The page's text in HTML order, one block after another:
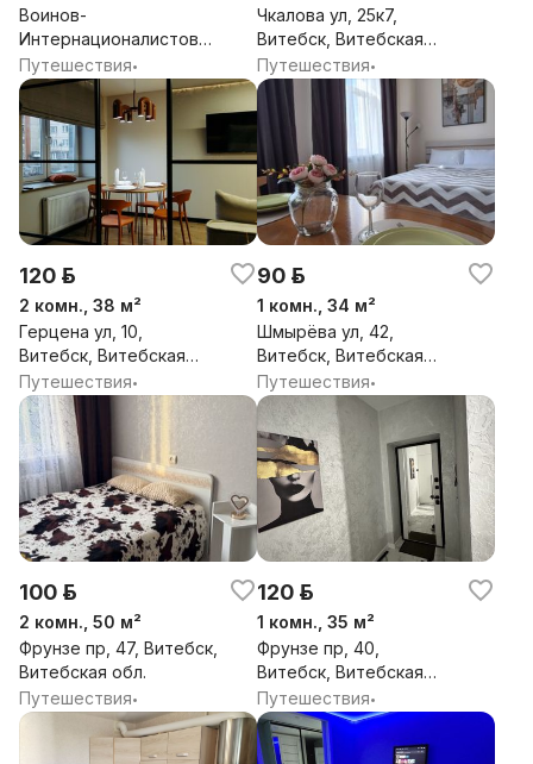
Воинов-
Интернационалистов
ул, 1к3, Витебск,
Витебская обл.
Путешествия•
Чкалова ул, 25к7,
Витебск, Витебская
обл.
Путешествия•
120 р.
2 комн., 38 м²
Герцена ул, 10,
Витебск, Витебская
обл.
Путешествия•
90 р.
1 комн., 34 м²
Шмырёва ул, 42,
Витебск, Витебская
обл.
Путешествия•
100 р.
2 комн., 50 м²
Фрунзе пр, 47, Витебск,
Витебская обл.
Путешествия•
120 р.
1 комн., 35 м²
Фрунзе пр, 40,
Витебск, Витебская
обл.
Путешествия•